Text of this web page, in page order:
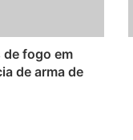
de fogo em
de arma de